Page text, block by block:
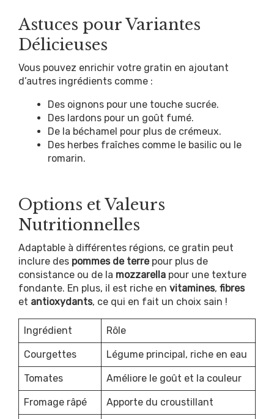
Astuces pour Variantes
Délicieuses
Vous pouvez enrichir votre gratin en ajoutant
d’autres ingrédients comme :
Des oignons pour une touche sucrée.
Des lardons pour un goût fumé.
De la béchamel pour plus de crémeux.
Des herbes fraîches comme le basilic ou le
romarin.
Options et Valeurs
Nutritionnelles
Adaptable à différentes régions, ce gratin peut
inclure des pommes de terrepour plus de
consistance ou de la mozzarella pour une texture
fondante. En plus, il est riche en vitamines, fibres
et antioxydants, ce qui en fait un choix sain !
Ingrédient Rôle
Courgettes Légume principal, riche en eau
Tomates Améliore le goût et la couleur
Fromage râpé Apporte du croustillant